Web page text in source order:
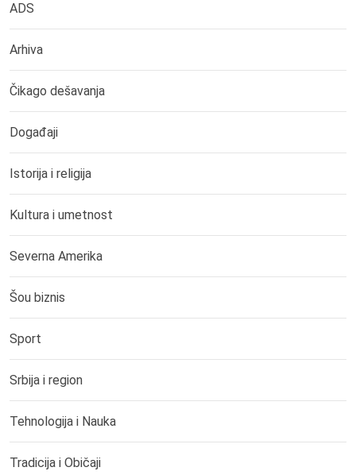
ADS
Arhiva
Čikago dešavanja
Događaji
Istorija i religija
Kultura i umetnost
Severna Amerika
Šou biznis
Sport
Srbija i region
Tehnologija i Nauka
Tradicija i Običaji